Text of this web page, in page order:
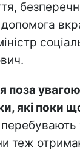
поза увагою
які поки
теж